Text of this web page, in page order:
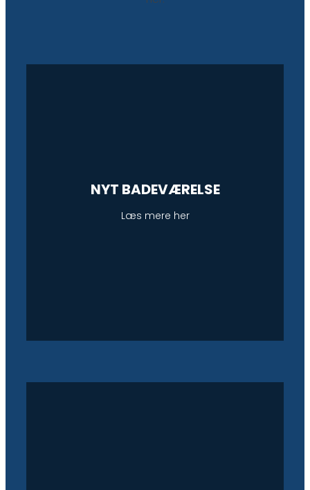
NYT BADEVÆRELSE
Læs mere her